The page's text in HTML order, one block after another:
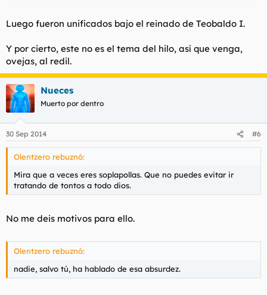
Luego fueron unificados bajo el reinado de Teobaldo I.
Y por cierto, este no es el tema del hilo, así que venga,
ovejas, al redil.
Nueces
Muerto por dentro
30 Sep 2014 #6
Olentzero rebuznó:
Mira que a veces eres soplapollas. Que no puedes evitar ir
tratando de tontos a todo dios.
No me deis motivos para ello.
Olentzero rebuznó:
nadie, salvo tú, ha hablado de esa absurdez.